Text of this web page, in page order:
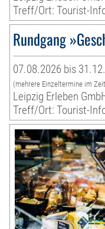
Treff/Ort: Tourist-
Rundgang
07.08.2026 bis
(mehrere Einzeltermine im
Leipzig Erleben
Treff/Ort: Tourist-